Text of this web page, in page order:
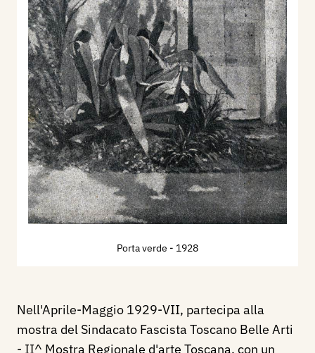
Porta verde - 1928
Nell'Aprile-Maggio 1929-VII, partecipa alla
mostra del Sindacato Fascista Toscano Belle Arti
- II^ Mostra Regionale d'arte Toscana, con un